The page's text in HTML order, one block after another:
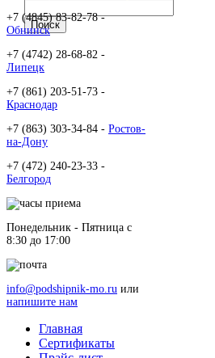
+7 (4845) 83-82-78 -
Обнинск
+7 (4742) 28-68-82 -
Липецк
+7 (861) 203-51-73 -
Краснодар
+7 (863) 303-34-84 - Ростов-
на-Дону
+7 (472) 240-23-33 -
Белгород
Понедельник - Пятница c
8:30 до 17:00
info@podshipnik-mo.ru или
напишите нам
Главная
Сертификаты